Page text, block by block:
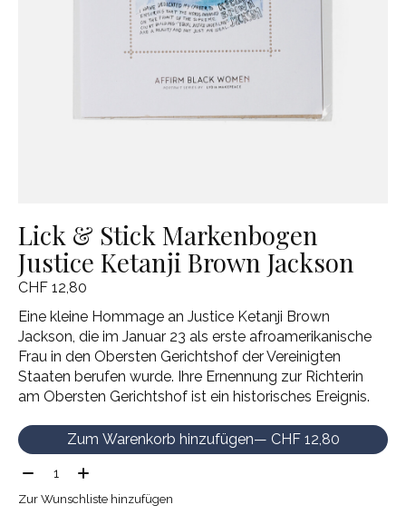
Lick & Stick Markenbogen
Justice Ketanji Brown Jackson
CHF 12,80
Eine kleine Hommage an Justice Ketanji Brown
Jackson, die im Januar 23 als erste afroamerikanische
Frau in den Obersten Gerichtshof der Vereinigten
Staaten berufen wurde. Ihre Ernennung zur Richterin
am Obersten Gerichtshof ist ein historisches Ereignis.
Zum Warenkorb hinzufügen
— CHF 12,80
Menge:
Zur Wunschliste hinzufügen